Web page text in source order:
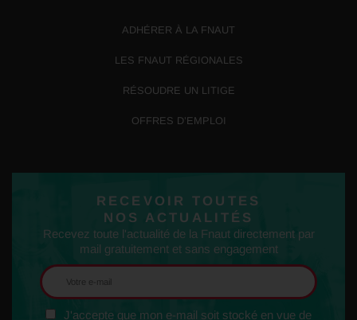
ADHÉRER À LA FNAUT
LES FNAUT RÉGIONALES
RÉSOUDRE UN LITIGE
OFFRES D’EMPLOI
RECEVOIR TOUTES
NOS ACTUALITÉS
Recevez toute l'actualité de la Fnaut directement par
mail gratuitement et sans engagement
J'accepte que mon e-mail soit stocké en vue de